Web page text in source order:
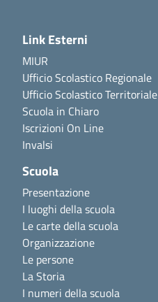
Link Esterni
MIUR
Ufficio Scolastico Regionale
Ufficio Scolastico Territoriale
Scuola in Chiaro
Iscrizioni On Line
Invalsi
Scuola
Presentazione
I luoghi della scuola
Le carte della scuola
Organizzazione
Le persone
La Storia
I numeri della scuola